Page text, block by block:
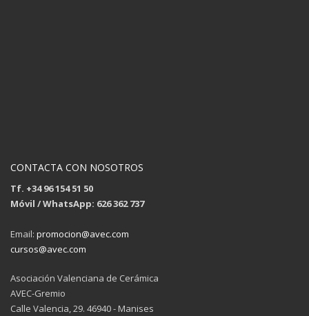
CONTACTA CON NOSOTROS
Tf. +34 96 154 51 50
Móvil / WhatsApp: 626 362 737
Email: promocion@avec.com
cursos@avec.com
Asociación Valenciana de Cerámica
AVEC-Gremio
Calle Valencia, 29. 46940 - Manises